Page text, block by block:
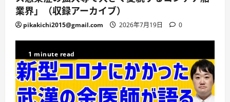
業界」（収録アーカイブ）
pikakichi2015@gmail.com 2026年7月19日 0
1 minute read